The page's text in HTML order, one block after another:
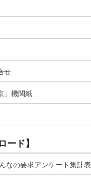
せ
」機関紙
ード】
なの要求アンケート集計表